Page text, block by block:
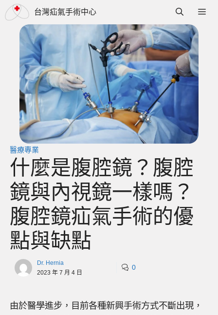
跳
至
台灣疝氣手術中心 選
醫療專業
什麼是腹腔鏡？腹腔
鏡與內視鏡一樣嗎？
腹腔鏡疝氣手術的優
點與缺點
Dr. Hernia
2023 年 7 月 4 日
0
由於醫學進步，目前各種新興手術方式不斷出現，